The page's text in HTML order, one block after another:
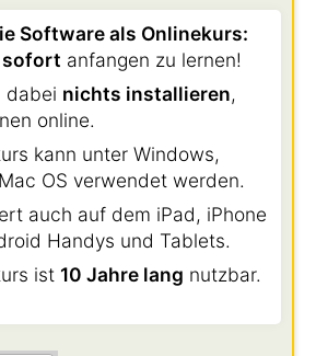
Software als Onlinekurs:
sofort anfangen zu lernen!
dabei nichts installieren,
online.
kann unter Windows,
OS verwendet werden.
auch auf dem iPad, iPhone
Handys und Tablets.
ist 10 Jahre lang nutzbar.